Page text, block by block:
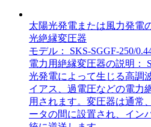
太陽光発電または風力発電
光絶縁変圧器
モデル： SKS-SGGF-250/
電力用絶縁変圧器の説明：
光発電によって生じる高調
イアス、過電圧などの電力
用されます。変圧器は通常
ータの間に設置され、イン